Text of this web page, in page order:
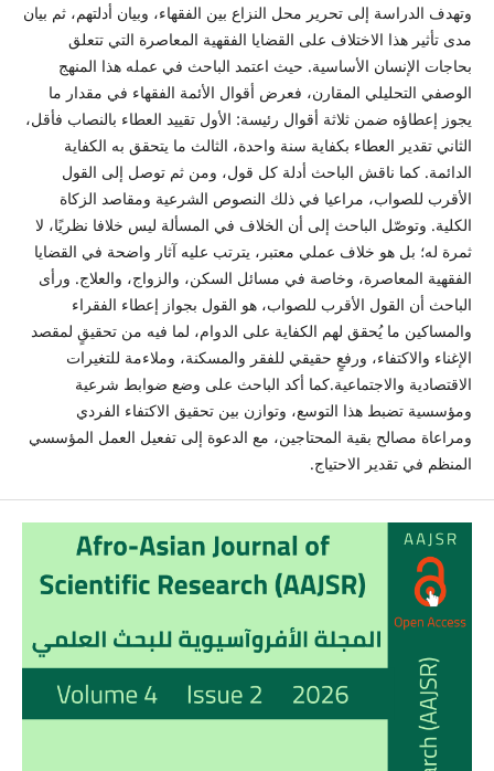
وتهدف الدراسة إلى تحرير محل النزاع بين الفقهاء، وبيان أدلتهم، ثم بيان
مدى تأثير هذا الاختلاف على القضايا الفقهية المعاصرة التي تتعلق
بحاجات الإنسان الأساسية. حيث اعتمد الباحث في عمله هذا المنهج
الوصفي التحليلي المقارن، فعرض أقوال الأئمة الفقهاء في مقدار ما
يجوز إعطاؤه ضمن ثلاثة أقوال رئيسة: الأول تقييد العطاء بالنصاب فأقل،
الثاني تقدير العطاء بكفاية سنة واحدة، الثالث ما يتحقق به الكفاية
الدائمة. كما ناقش الباحث أدلة كل قول، ومن ثم توصل إلى القول
الأقرب للصواب، مراعيا في ذلك النصوص الشرعية ومقاصد الزكاة
الكلية. وتوصّل الباحث إلى أن الخلاف في المسألة ليس خلافا نظريًا، لا
ثمرة له؛ بل هو خلاف عملي معتبر، يترتب عليه آثار واضحة في القضايا
الفقهية المعاصرة، وخاصة في مسائل السكن، والزواج، والعلاج. ورأى
الباحث أن القول الأقرب للصواب، هو القول بجواز إعطاء الفقراء
والمساكين ما يُحقق لهم الكفاية على الدوام، لما فيه من تحقيقٍ لمقصد
الإغناء والاكتفاء، ورفعٍ حقيقي للفقر والمسكنة، وملاءمة للتغيرات
الاقتصادية والاجتماعية.كما أكد الباحث على وضع ضوابط شرعية
ومؤسسية تضبط هذا التوسع، وتوازن بين تحقيق الاكتفاء الفردي
ومراعاة مصالح بقية المحتاجين، مع الدعوة إلى تفعيل العمل المؤسسي
المنظم في تقدير الاحتياج.